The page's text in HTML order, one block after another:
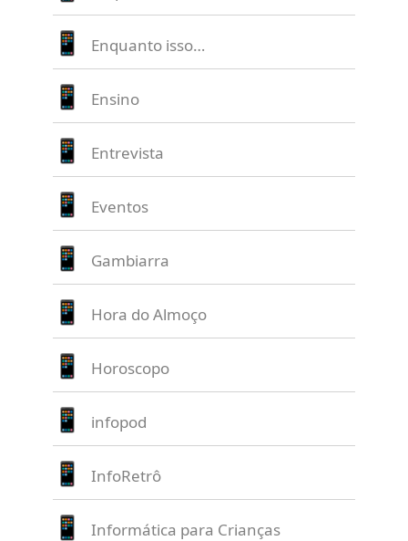
Enquanto isso…
Ensino
Entrevista
Eventos
Gambiarra
Hora do Almoço
Horoscopo
infopod
InfoRetrô
Informática para Crianças